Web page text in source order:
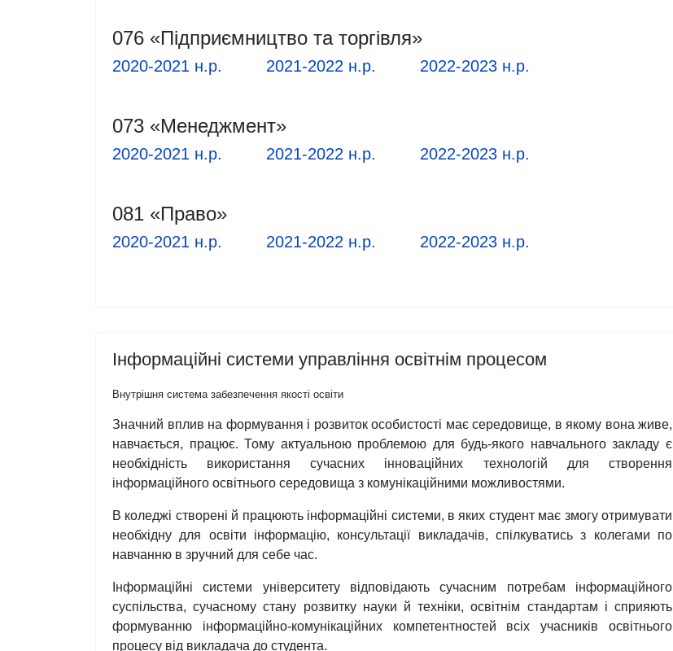
076 «Підприємництво та торгівля»
2020-2021 н.р. 2021-2022 н.р. 2022-2023 н.р.
073 «Менеджмент»
2020-2021 н.р. 2021-2022 н.р. 2022-2023 н.р.
081 «Право»
2020-2021 н.р. 2021-2022 н.р. 2022-2023 н.р.
Інформаційні системи управління освітнім процесом
Внутрішня система забезпечення якості освіти
Значний вплив на формування і розвиток особистості має середовище, в якому вона живе,
навчається, працює. Тому актуальною проблемою для будь-якого навчального закладу є
необхідність використання сучасних інноваційних технологій для створення
інформаційного освітнього середовища з комунікаційними можливостями.
В коледжі створені й працюють інформаційні системи, в яких студент має змогу отримувати
необхідну для освіти інформацію, консультації викладачів, спілкуватись з колегами по
навчанню в зручний для себе час.
Інформаційні системи університету відповідають сучасним потребам інформаційного
суспільства, сучасному стану розвитку науки й техніки, освітнім стандартам і сприяють
формуванню інформаційно-комунікаційних компетентностей всіх учасників освітнього
процесу від викладача до студента.